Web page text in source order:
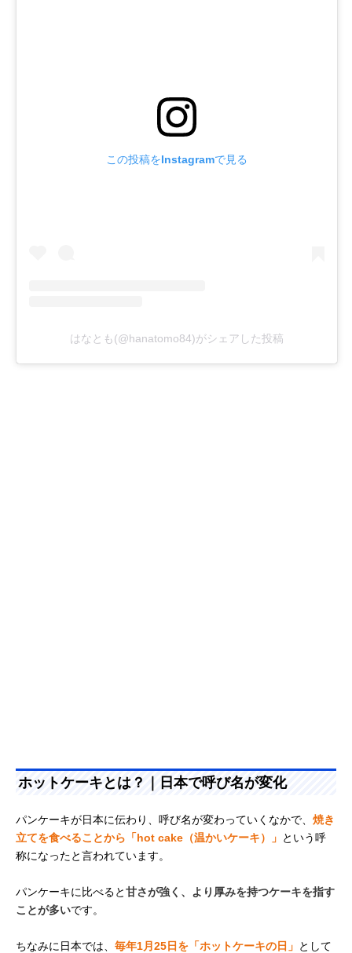
この投稿をInstagramで見る
はなとも(@hanatomo84)がシェアした投稿
ホットケーキとは？｜日本で呼び名が変化
パンケーキが日本に伝わり、呼び名が変わっていくなかで、 焼き
立てを食べることから「hot cake（温かいケーキ）」 という呼
称になったと言われています。
パンケーキに比べると甘さが強く、より厚みを持つケーキを指す
ことが多いです。
ちなみに日本では、 毎年1月25日を「ホットケーキの日」 として